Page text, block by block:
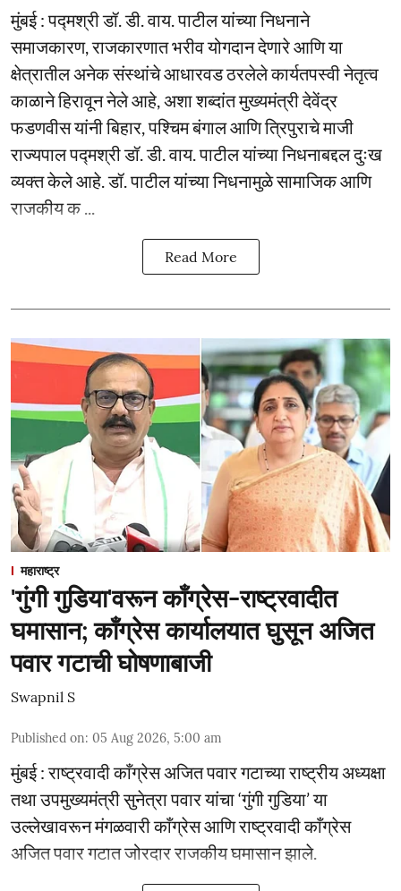
मुंबई : पद्मश्री डॉ. डी. वाय. पाटील यांच्या निधनाने
समाजकारण, राजकारणात भरीव योगदान देणारे आणि या
क्षेत्रातील अनेक संस्थांचे आधारवड ठरलेले कार्यतपस्वी नेतृत्व
काळाने हिरावून नेले आहे, अशा शब्दांत मुख्यमंत्री देवेंद्र
फडणवीस यांनी बिहार, पश्चिम बंगाल आणि त्रिपुराचे माजी
राज्यपाल पद्मश्री डॉ. डी. वाय. पाटील यांच्या निधनाबद्दल दुःख
व्यक्त केले आहे. डॉ. पाटील यांच्या निधनामुळे सामाजिक आणि
राजकीय क ...
Read More
महाराष्ट्र
'गुंगी गुडिया'वरून काँग्रेस-राष्ट्रवादीत
घमासान; काँग्रेस कार्यालयात घुसून अजित
पवार गटाची घोषणाबाजी
Swapnil S
Published on: 05 Aug 2026, 5:00 am
मुंबई : राष्ट्रवादी काँग्रेस अजित पवार गटाच्या राष्ट्रीय अध्यक्षा
तथा उपमुख्यमंत्री सुनेत्रा पवार यांचा ‘गुंगी गुडिया’ या
उल्लेखावरून मंगळवारी काँग्रेस आणि राष्ट्रवादी काँग्रेस
अजित पवार गटात जोरदार राजकीय घमासान झाले.